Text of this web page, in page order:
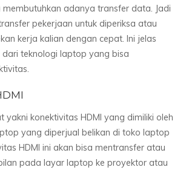
adanya transfer data. Jadi
pekerjaan untuk diperiksa atau
kerja kalian dengan cepat. Ini jelas
dari teknologi laptop yang bisa
yakni konektivitas HDMI yang dimiliki oleh
yang diperjual belikan di toko laptop
HDMI ini akan bisa mentransfer atau
pada layar laptop ke proyektor atau